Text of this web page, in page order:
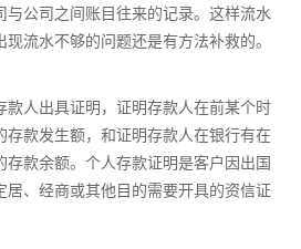
与公司之间账目往来的记录。这样流水
流水不够的问题还是有方法补救的。
人出具证明，证明存款人在前某个时
款发生额，和证明存款人在银行有在
款余额。个人存款证明是客户因出国
、经商或其他目的需要开具的资信证